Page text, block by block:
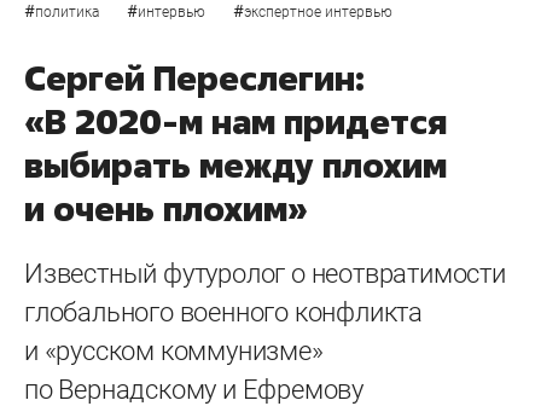
#политика #интервью #экспертное интервью
Сергей Переслегин:
«В 2020-м нам придется
выбирать между плохим
и очень плохим»
Известный футуролог о неотвратимости
глобального военного конфликта
и «русском коммунизме»
по Вернадскому и Ефремову